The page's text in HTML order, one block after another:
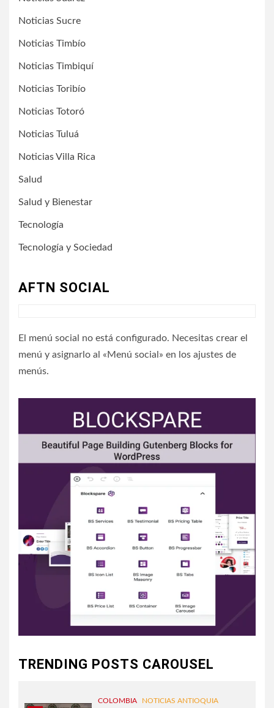
Noticias Sucre
Noticias Timbío
Noticias Timbiquí
Noticias Toribío
Noticias Totoró
Noticias Tuluá
Noticias Villa Rica
Salud
Salud y Bienestar
Tecnología
Tecnología y Sociedad
AFTN SOCIAL
El menú social no está configurado. Necesitas crear el
menú y asignarlo al «Menú social» en los ajustes de
menús.
TRENDING POSTS CAROUSEL
COLOMBIA NOTICIAS ANTIOQUIA